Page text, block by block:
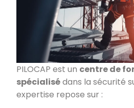
PILOCAP est un centre de
spécialisédans la sécurité
expertise repose sur :